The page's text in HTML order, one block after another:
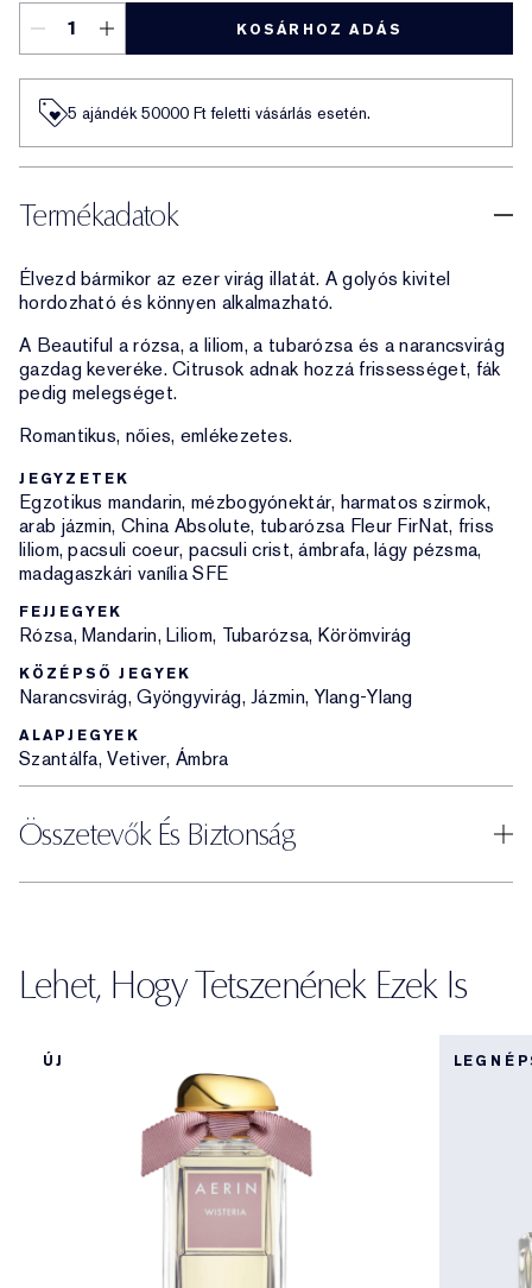
KOSÁRHOZ ADÁS
5 ajándék 50000​ Ft feletti vásárlás esetén.
Termékadatok
Élvezd bármikor az ezer virág illatát. A golyós kivitel
hordozható és könnyen alkalmazható.
A Beautiful a rózsa, a liliom, a tubarózsa és a narancsvirág
gazdag keveréke. Citrusok adnak hozzá frissességet, fák
pedig melegséget.
Romantikus, nőies, emlékezetes.
JEGYZETEK
Egzotikus mandarin, mézbogyónektár, harmatos szirmok,
arab jázmin, China Absolute, tubarózsa Fleur FirNat, friss
liliom, pacsuli coeur, pacsuli crist, ámbrafa, lágy pézsma,
madagaszkári vanília SFE
FEJJEGYEK
Rózsa, Mandarin, Liliom, Tubarózsa, Körömvirág
KÖZÉPSŐ JEGYEK
Narancsvirág, Gyöngyvirág, Jázmin, Ylang-Ylang
ALAPJEGYEK
Szantálfa, Vetiver, Ámbra
Összetevők És Biztonság
Lehet, Hogy Tetszenének Ezek Is
ÚJ